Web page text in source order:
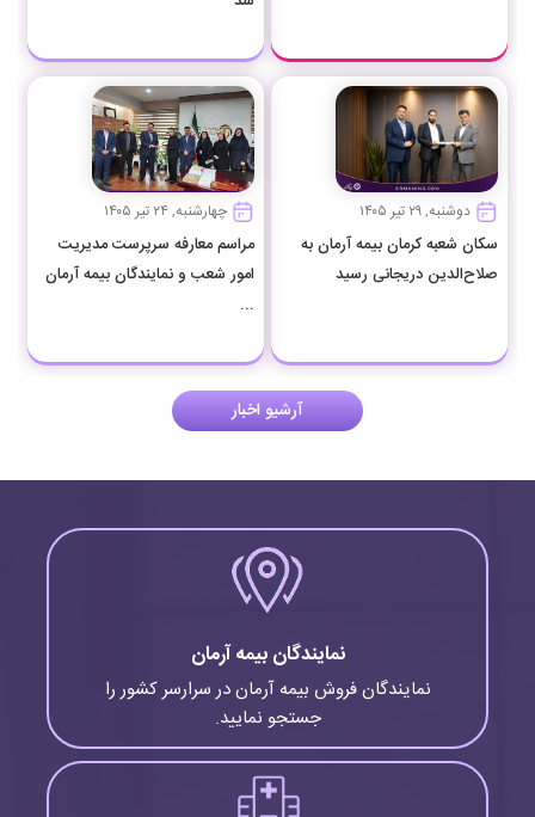
دوشنبه, ۲۹ تیر ۱۴۰۵
سکان شعبه کرمان بیمه آرمان به
صلاح‌الدین دریجانی رسید
چهارشنبه, ۲۴ تیر ۱۴۰۵
مراسم معارفه سرپرست مدیریت
امور شعب و نمایندگان بیمه آرمان
...
آرشیو اخبار
نمایندگان بیمه آرمان
نمایندگان فروش بیمه آرمان در سرارسر کشور را
جستجو نمایید.